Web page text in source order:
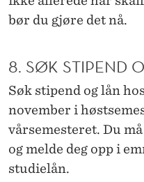
bør du gjøre det nå.
8. SØK STIPEND
Søk stipend og lån
november i
vårsemesteret. Du
og melde deg opp i
studielån.